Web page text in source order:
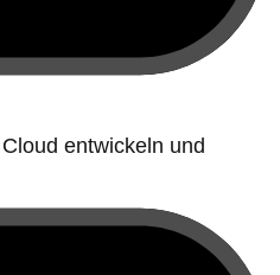
entwickeln und